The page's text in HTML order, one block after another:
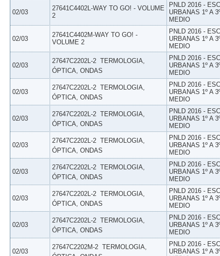
02/03
27641C4402L-WAY TO GO! - VOLUME
2
PNLD 2016 -
URBANAS 1º A
MEDIO
02/03
27641C4402M-WAY TO GO! -
VOLUME 2
PNLD 2016 -
URBANAS 1º A
MEDIO
02/03
27647C2202L-2  TERMOLOGIA,
ÓPTICA, ONDAS
PNLD 2016 -
URBANAS 1º A
MEDIO
02/03
27647C2202L-2  TERMOLOGIA,
ÓPTICA, ONDAS
PNLD 2016 -
URBANAS 1º A
MEDIO
02/03
27647C2202L-2  TERMOLOGIA,
ÓPTICA, ONDAS
PNLD 2016 -
URBANAS 1º A
MEDIO
02/03
27647C2202L-2  TERMOLOGIA,
ÓPTICA, ONDAS
PNLD 2016 -
URBANAS 1º A
MEDIO
02/03
27647C2202L-2  TERMOLOGIA,
ÓPTICA, ONDAS
PNLD 2016 -
URBANAS 1º A
MEDIO
02/03
27647C2202L-2  TERMOLOGIA,
ÓPTICA, ONDAS
PNLD 2016 -
URBANAS 1º A
MEDIO
02/03
27647C2202L-2  TERMOLOGIA,
ÓPTICA, ONDAS
PNLD 2016 -
URBANAS 1º A
MEDIO
02/03
27647C2202M-2  TERMOLOGIA,
PNLD 2016 -
URBANAS 1º A